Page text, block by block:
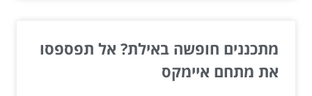
מתכננים חופשה באילת? אל תפספסו
את מתחם איימקס